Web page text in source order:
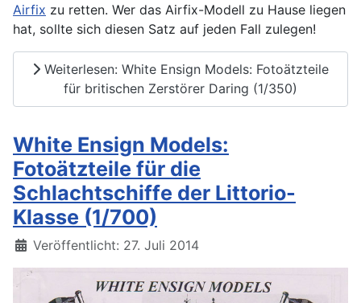
Airfix zu retten. Wer das Airfix-Modell zu Hause liegen
hat, sollte sich diesen Satz auf jeden Fall zulegen!
Weiterlesen: White Ensign Models: Fotoätzteile
für britischen Zerstörer Daring (1/350)
White Ensign Models:
Fotoätzteile für die
Schlachtschiffe der Littorio-
Klasse (1/700)
Details
Veröffentlicht: 27. Juli 2014